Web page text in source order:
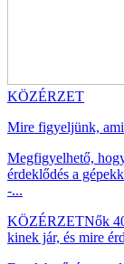
KÖZÉRZET
Mire figyeljünk,
Megfigyelhető,
érdeklődés a
-...
KÖZÉRZETNők
kinek jár, és mire